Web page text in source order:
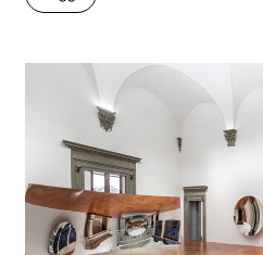
Pubblicato il 19 febbraio 2025